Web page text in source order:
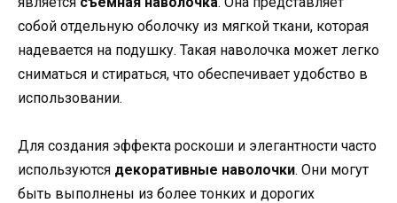
собой отдельную оболочку из мягкой ткани, которая
надевается на подушку. Такая наволочка может легко
сниматься и стираться, что обеспечивает удобство в
использовании.
Для создания эффекта роскоши и элегантности часто
используются декоративные наволочки. Они могут
быть выполнены из более тонких и дорогих